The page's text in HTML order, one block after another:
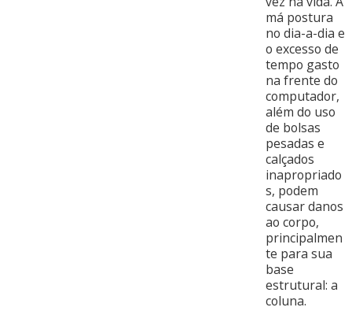
má postura
no dia-a-dia e
o excesso de
tempo gasto
na frente do
computador,
além do uso
de bolsas
pesadas e
calçados
inapropriado
s, podem
causar danos
ao corpo,
principalmen
te para sua
base
estrutural: a
coluna.